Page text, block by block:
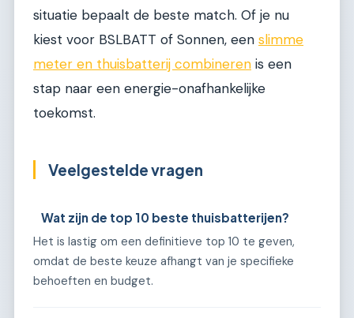
situatie bepaalt de beste match. Of je nu
kiest voor BSLBATT of Sonnen, een slimme
meter en thuisbatterij combineren is een
stap naar een energie-onafhankelijke
toekomst.
Veelgestelde vragen
Wat zijn de top 10 beste thuisbatterijen?
Het is lastig om een definitieve top 10 te geven,
omdat de beste keuze afhangt van je specifieke
behoeften en budget.